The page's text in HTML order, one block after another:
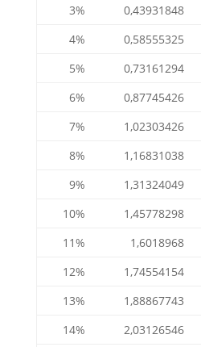
3% 0,43931848
4%
0,58555325
5%
0,73161294
6%
0,87745426
7%
1,02303426
8%
1,16831038
9%
1,31324049
10%
1,45778298
11%
1,6018968
12%
1,74554154
13%
1,88867743
14%
2,03126546